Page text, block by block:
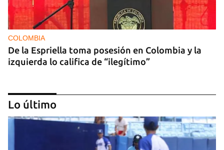
COLOMBIA
De la Espriella toma posesión en Colombia y la
izquierda lo califica de “ilegítimo”
Lo último